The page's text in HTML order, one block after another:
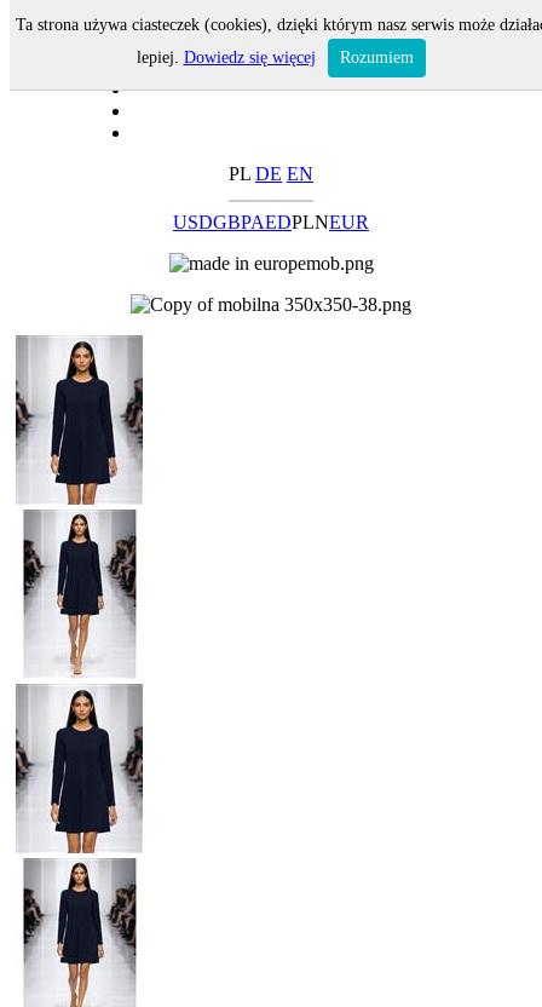
PL DE EN
USDGBPAEDPLNEUR
Ta strona używa ciasteczek (cookies), dzięki którym nasz serwis może
lepiej. Dowiedz się więcej Rozumiem